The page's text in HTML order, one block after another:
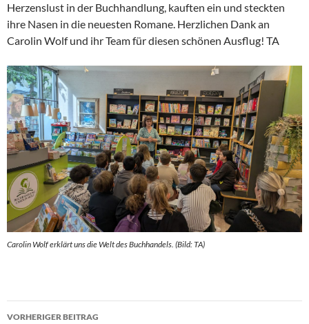
Herzenslust in der Buchhandlung, kauften ein und steckten
ihre Nasen in die neuesten Romane. Herzlichen Dank an
Carolin Wolf und ihr Team für diesen schönen Ausflug! TA
Carolin Wolf erklärt uns die Welt des Buchhandels. (Bild: TA)
Beitragsnavigation
VORHERIGER BEITRAG